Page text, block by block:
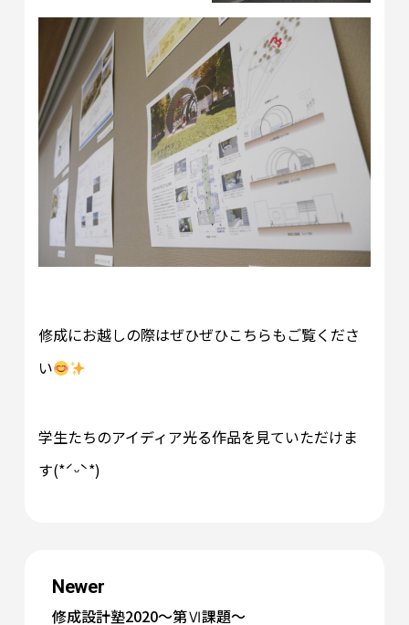
修成にお越しの際はぜひぜひこちらもご覧くださ
い
学生たちのアイディア光る作品を見ていただけま
す(*ˊᵕˋ*)
Newer
修成設計塾2020～第Ⅵ課題～